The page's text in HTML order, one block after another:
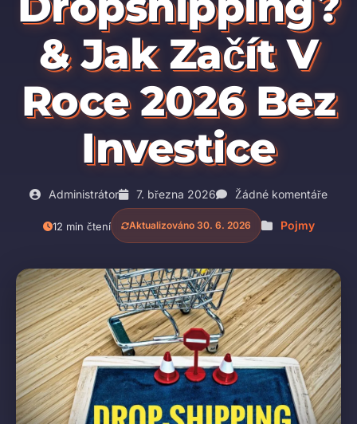
& Jak Začít V
Roce 2026 Bez
Investice
Administrátor 7. března 2026 Žádné komentáře
12 min čtení Aktualizováno 30. 6. 2026 Pojmy